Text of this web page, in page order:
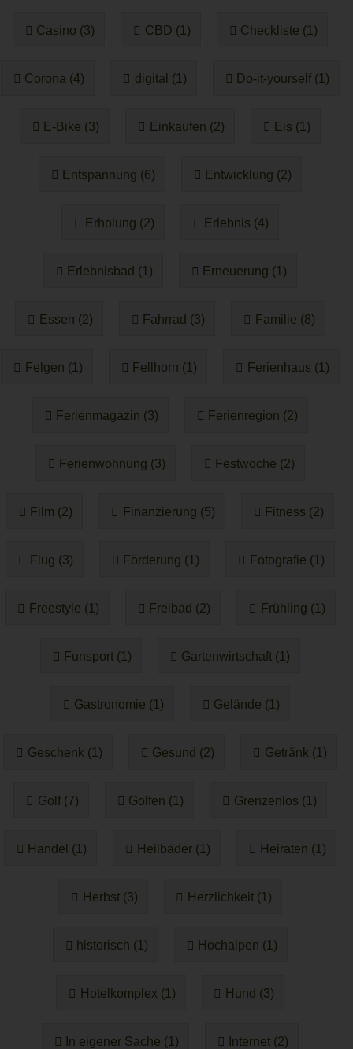
Casino (3) CBD (1) Checkliste (1)
Corona (4) digital (1) Do-it-yourself (1)
E-Bike (3) Einkaufen (2) Eis (1)
Entspannung (6) Entwicklung (2)
Erholung (2) Erlebnis (4)
Erlebnisbad (1) Erneuerung (1)
Essen (2) Fahrrad (3) Familie (8)
Felgen (1) Fellhorn (1) Ferienhaus (1)
Ferienmagazin (3) Ferienregion (2)
Ferienwohnung (3) Festwoche (2)
Film (2) Finanzierung (5) Fitness (2)
Flug (3) Förderung (1) Fotografie (1)
Freestyle (1) Freibad (2) Frühling (1)
Funsport (1) Gartenwirtschaft (1)
Gastronomie (1) Gelände (1)
Geschenk (1) Gesund (2) Getränk (1)
Golf (7) Golfen (1) Grenzenlos (1)
Handel (1) Heilbäder (1) Heiraten (1)
Herbst (3) Herzlichkeit (1)
historisch (1) Hochalpen (1)
Hotelkomplex (1) Hund (3)
In eigener Sache (1) Internet (2)